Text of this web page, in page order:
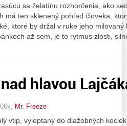
sa želatínu rozhorčenia, ako
má ten sklenený pohľad človeka,
ktoré by držal v ruke jeho
až sem, je to rytmus zlosti,
hlavou
Mr. Freeze
vtip, vyleptaný do dlažobných